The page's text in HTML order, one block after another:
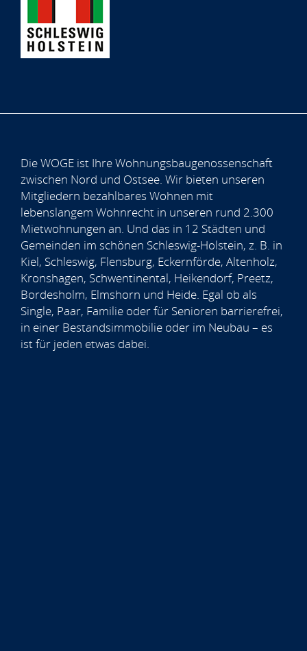
Die WOGE ist Ihre Wohnungsbaugenossenschaft
zwischen Nord und Ostsee. Wir bieten unseren
Mitgliedern bezahlbares Wohnen mit
lebenslangem Wohnrecht in unseren rund 2.300
Mietwohnungen an. Und das in 12 Städten und
Gemeinden im schönen Schleswig-Holstein, z. B. in
Kiel, Schleswig, Flensburg, Eckernförde, Altenholz,
Kronshagen, Schwentinental, Heikendorf, Preetz,
Bordesholm, Elmshorn und Heide. Egal ob als
Single, Paar, Familie oder für Senioren barrierefrei,
in einer Bestandsimmobilie oder im Neubau – es
ist für jeden etwas dabei.